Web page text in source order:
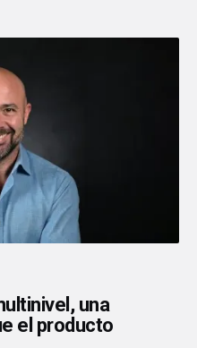
una
el producto